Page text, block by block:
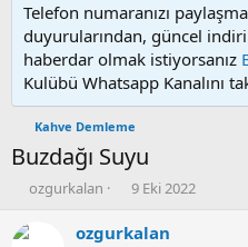
Telefon numaranızı
duyurularından, güncel
haberdar olmak istiyorsanız
Kulübü Whatsapp Kanalını
Kahve Demleme
Buzdağı Suyu
K
n
ozgurkalan
B
ş
9 Eki 2022
ozgurkalan